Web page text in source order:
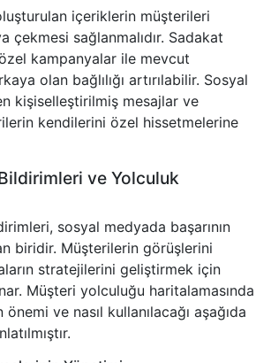
içeriklerin müşterileri
çekmesi sağlanmalıdır. Sadakat
kampanyalar ile mevcut
olan bağlılığı artırılabilir. Sosyal
kişiselleştirilmiş mesajlar ve
kendilerini özel hissetmelerine
ve Yolculuk
sosyal medyada başarının
biridir. Müşterilerin görüşlerini
stratejilerini geliştirmek için
Müşteri yolculuğu haritalamasında
ve nasıl kullanılacağı aşağıda